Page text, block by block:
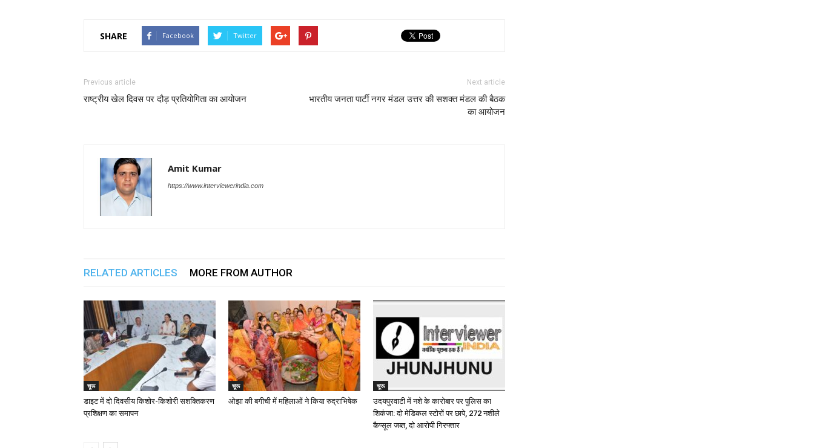
SHARE Facebook Twitter
Previous article
राष्ट्रीय खेल दिवस पर दौड़ प्रतियोगिता का आयोजन
Next article
भारतीय जनता पार्टी नगर मंडल उत्तर की सशक्त मंडल की बैठक
का आयोजन
Amit Kumar
https://www.interviewerindia.com
RELATED ARTICLES MORE FROM AUTHOR
चूरू
डाइट में दो दिवसीय किशोर-किशोरी सशक्तिकरण
प्रशिक्षण का समापन
चूरू
ओझा की बगीची में महिलाओं ने किया रुद्राभिषेक
चूरू
उदयपुरवाटी में नशे के कारोबार पर पुलिस का
शिकंजा: दो मेडिकल स्टोरों पर छापे, 272 नशीले
कैप्सूल जब्त, दो आरोपी गिरफ्तार